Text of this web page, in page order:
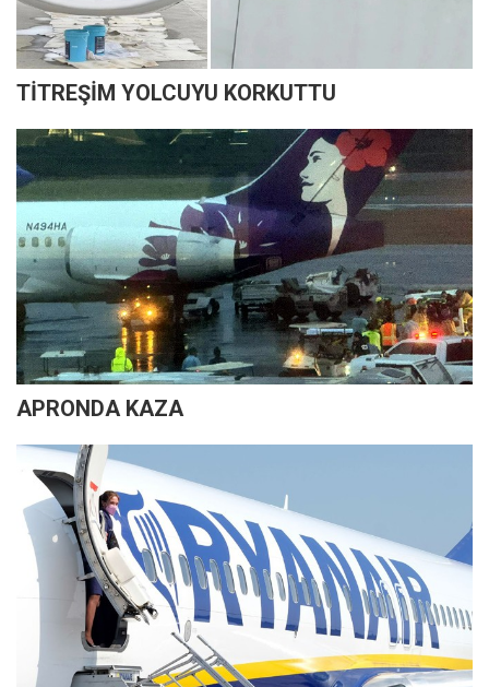
TİTREŞİM YOLCUYU KORKUTTU
APRONDA KAZA